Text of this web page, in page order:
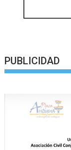
PUBLICIDAD